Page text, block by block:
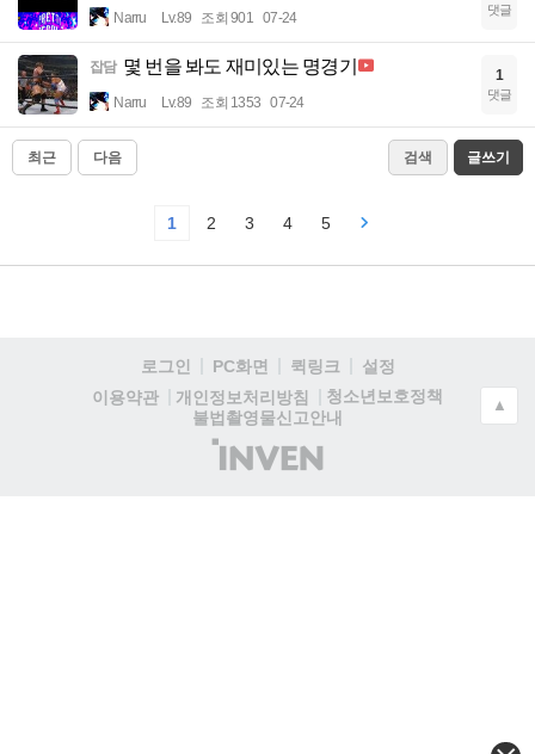
Narru Lv.89 조회 901 07-24 댓글
잡담 몇 번을 봐도 재미있는 명경기
Narru Lv.89 조회 1353 07-24
1
댓글
최근 다음 검색 글쓰기
1 2 3 4 5
로그인 PC화면 퀵링크
설정
이용약관
개인정보처리방침
청소년보호정책
불법촬영물신고안내
(주)
인
▲